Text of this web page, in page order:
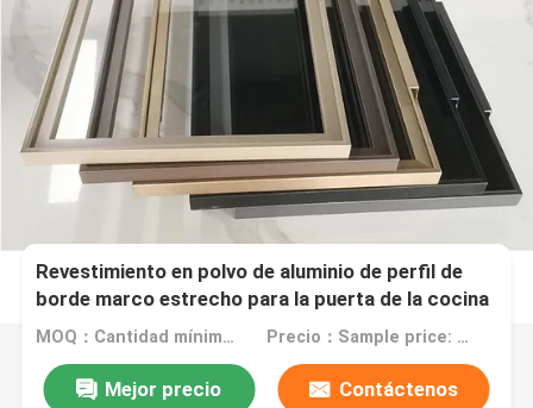
Revestimiento en polvo de aluminio de perfil de
borde marco estrecho para la puerta de la cocina
ODM
MOQ：Cantidad mínima de pedido: 1 kg Precio：Sample price: $0.50/piece
Mejor precio Contáctenos